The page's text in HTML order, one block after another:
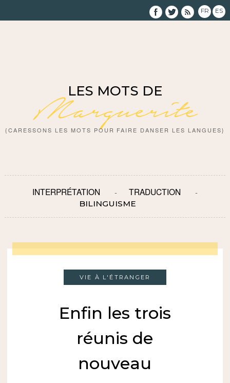
FR ES
LES MOTS DE
Marguerite
{CARESSONS LES MOTS POUR FAIRE DANSER LES LANGUES}
INTERPRÉTATION TRADUCTION
BILINGUISME
VIE À L'ÉTRANGER
Enfin les trois
réunis de
nouveau